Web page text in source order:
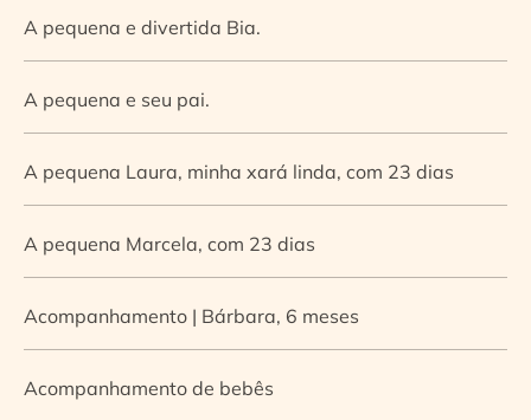
A pequena e divertida Bia.
A pequena e seu pai.
A pequena Laura, minha xará linda, com 23 dias
A pequena Marcela, com 23 dias
Acompanhamento | Bárbara, 6 meses
Acompanhamento de bebês